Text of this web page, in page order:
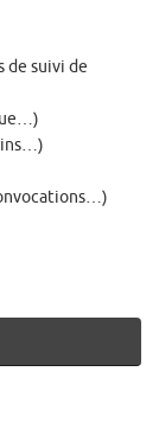
de suivi de